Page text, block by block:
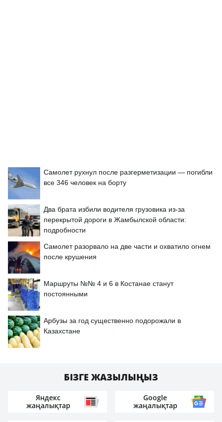
Самолет рухнул после разгерметизации — погибли
все 346 человек на борту
Два брата избили водителя грузовика из-за
перекрытой дороги в Жамбылской области:
подробности
Самолет разорвало на две части и охватило огнем
после крушения
Маршруты №№ 4 и 6 в Костанае станут
постоянными
Арбузы за год существенно подорожали в
Казахстане
БІЗГЕ ЖАЗЫЛЫҢЫЗ
Яндекс
жаңалықтар
Google
жаңалықтар